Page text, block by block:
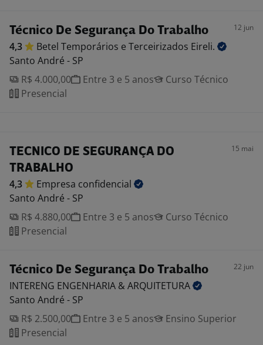
Técnico De Segurança Do Trabalho 12 jun
4,3 Betel Temporários e Terceirizados Eireli.
Santo André - SP
R$ 4.000,00
Entre 3 e 5 anos
Curso Técnico
Presencial
TECNICO DE SEGURANÇA DO
TRABALHO
15 mai
4,3 Empresa confidencial
Santo André - SP
R$ 4.880,00
Entre 3 e 5 anos
Curso Técnico
Presencial
Técnico De Segurança Do Trabalho 22 jun
INTERENG ENGENHARIA & ARQUITETURA
Santo André - SP
R$ 2.500,00
Entre 3 e 5 anos
Ensino Superior
Presencial